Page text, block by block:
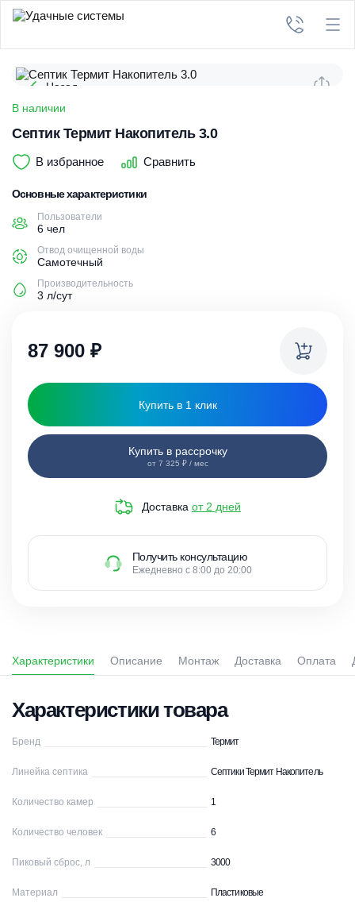
Назад
В наличии
Септик Термит Накопитель 3.0
В избранное Сравнить
Основные характеристики
Пользователи
6 чел
Отвод очищенной воды
Самотечный
Производительность
3 л/сут
87 900 ₽
Купить в 1 клик
Купить в рассрочку
от 7 325 ₽ / мес
Доставка от 2 дней
Получить консультацию
Ежедневно с 8:00 до 20:00
Характеристики Описание Монтаж Доставка Оплата
Характеристики товара
Бренд Термит
Линейка септика Септики Термит Накопитель
Количество камер 1
Количество человек 6
Пиковый сброс, л 3000
Материал Пластиковые